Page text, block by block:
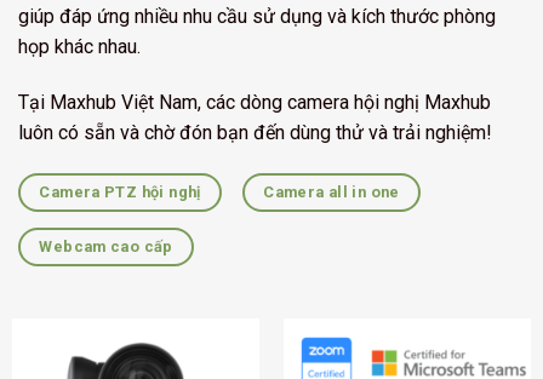
giúp đáp ứng nhiều nhu cầu sử dụng và kích thước phòng
họp khác nhau.
Tại Maxhub Việt Nam, các dòng camera hội nghị Maxhub
luôn có sẵn và chờ đón bạn đến dùng thử và trải nghiệm!
Camera PTZ hội nghị Camera all in one
Webcam cao cấp